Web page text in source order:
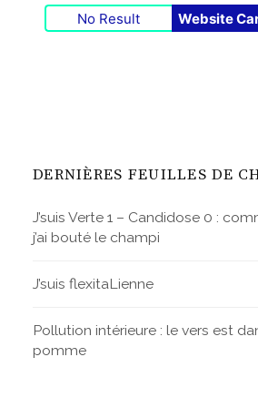
No Result Website
DERNIÈRES FEUILLES DE
J’suis Verte 1 – Candidose 0 :
j’ai bouté le champi
J’suis flexitaLienne
Pollution intérieure : le vers est
pomme